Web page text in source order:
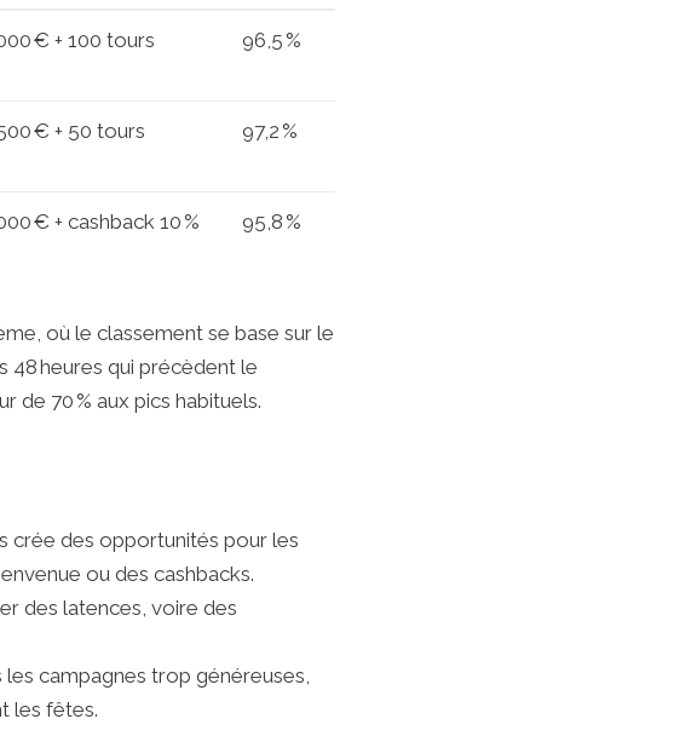
€ + 100 tours
96,5 %
€ + 50 tours
97,2 %
€ + cashback 10 %
95,8 %
où le classement se base sur le
48 heures qui précèdent le
de 70 % aux pics habituels.
crée des opportunités pour les
ou des cashbacks.
des latences, voire des
campagnes trop généreuses,
les fêtes.